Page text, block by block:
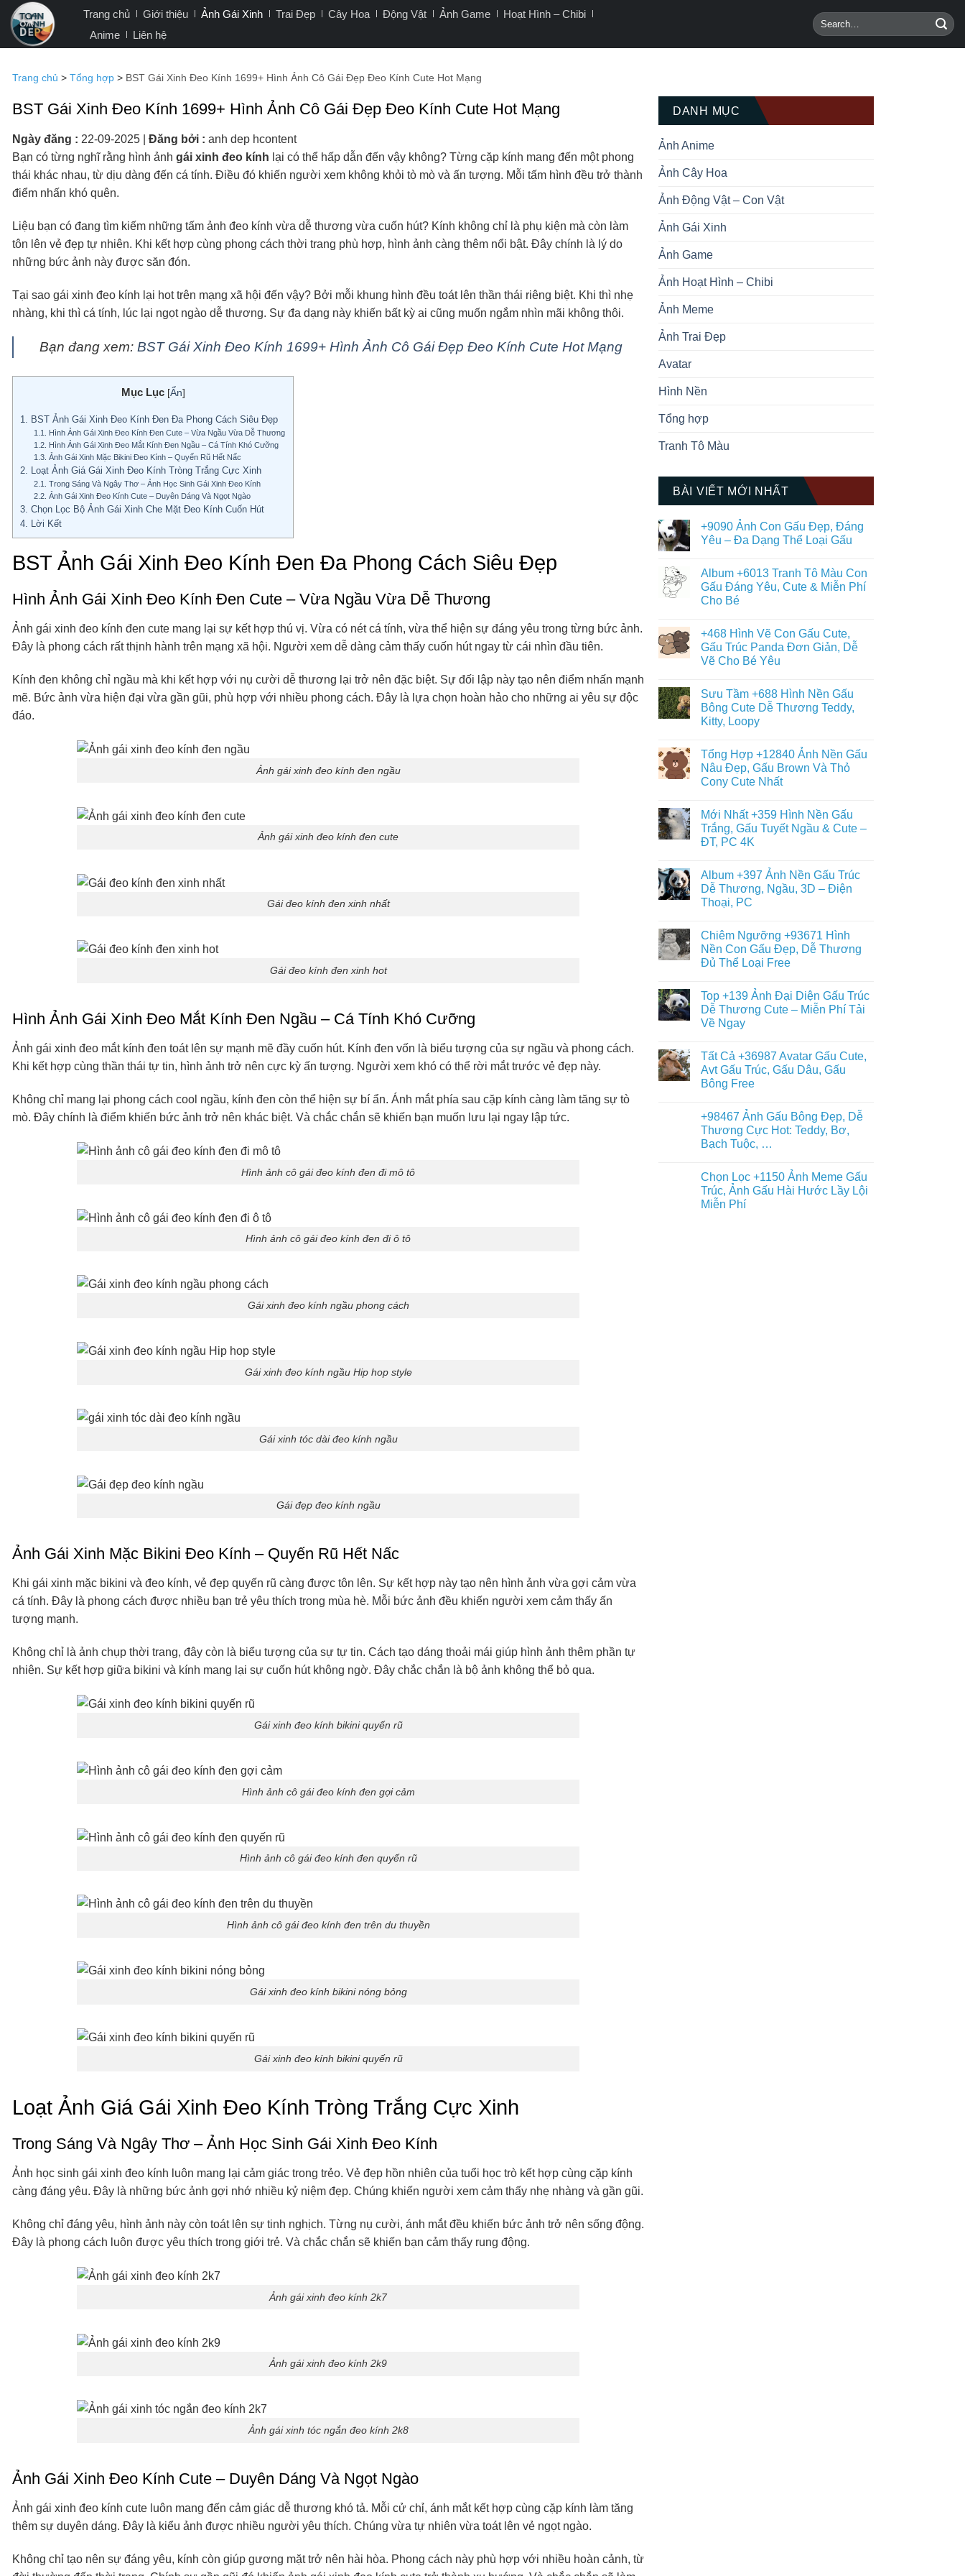
qua
Trang chủ Giới thiệu Ảnh Gái Xinh Trai Đẹp Cây Hoa Động Vật Ảnh Game
Hoạt Hình – Chibi
Anime
Liên hệ
Trang chủ > Tổng hợp > BST Gái Xinh Đeo Kính 1699+ Hình Ảnh Cô Gái Đẹp Đeo Kính Cute Hot Mạng
BST Gái Xinh Đeo Kính 1699+ Hình Ảnh Cô Gái Đẹp Đeo Kính Cute Hot Mạng
Ngày đăng : 22-09-2025 Đăng bởi : anh dep hcontent
Bạn có từng nghĩ rằng hình ảnh gái xinh đeo kính lại có thể hấp dẫn đến vậy không? Từng cặp kính mang đến một phong
thái khác nhau, từ dịu dàng đến cá tính. Điều đó khiến người xem không khỏi tò mò và ấn tượng. Mỗi tấm hình đều trở thành
điểm nhấn khó quên.
Liệu bạn có đang tìm kiếm những tấm ảnh đeo kính vừa dễ thương vừa cuốn hút? Kính không chỉ là phụ kiện mà còn làm
tôn lên vẻ đẹp tự nhiên. Khi kết hợp cùng phong cách thời trang phù hợp, hình ảnh càng thêm nổi bật. Đây chính là lý do
những bức ảnh này được săn đón.
Tại sao gái xinh đeo kính lại hot trên mạng xã hội đến vậy? Bởi mỗi khung hình đều toát lên thần thái riêng biệt. Khi thì nhẹ
nhàng, khi thì cá tính, lúc lại ngọt ngào dễ thương. Sự đa dạng này khiến bất kỳ ai cũng muốn ngắm nhìn mãi không thôi.
Bạn đang xem: BST Gái Xinh Đeo Kính 1699+ Hình Ảnh Cô Gái Đẹp Đeo Kính Cute Hot Mạng
Mục Lục [Ẩn]
1. BST Ảnh Gái Xinh Đeo Kính Đen Đa Phong Cách Siêu Đẹp
1.1.
Hình Ảnh Gái Xinh Đeo Kính Đen Cute – Vừa Ngầu Vừa Dễ Thương
1.2. Hình Ảnh Gái Xinh Đeo Mắt Kính Đen Ngầu – Cá Tính Khó Cưỡng
1.3. Ảnh Gái Xinh Mặc Bikini Đeo Kính – Quyến Rũ Hết Nấc
2. Loạt Ảnh Giá Gái Xinh Đeo Kính Tròng Trắng Cực Xinh
2.1.
Trong Sáng Và Ngây Thơ – Ảnh Học Sinh Gái Xinh Đeo Kính
2.2. Ảnh Gái Xinh Đeo Kính Cute – Duyên Dáng Và Ngọt Ngào
3. Chọn Lọc Bộ Ảnh Gái Xinh Che Mặt Đeo Kính Cuốn Hút
4. Lời Kết
BST Ảnh Gái Xinh Đeo Kính Đen Đa Phong Cách Siêu Đẹp
Hình Ảnh Gái Xinh Đeo Kính Đen Cute – Vừa Ngầu Vừa Dễ Thương
Ảnh gái xinh đeo kính đen cute mang lại sự kết hợp thú vị. Vừa có nét cá tính, vừa thể hiện sự đáng yêu trong từng bức ảnh.
Đây là phong cách rất thịnh hành trên mạng xã hội. Người xem dễ dàng cảm thấy cuốn hút ngay từ cái nhìn đầu tiên.
Kính đen không chỉ ngầu mà khi kết hợp với nụ cười dễ thương lại trở nên đặc biệt. Sự đối lập này tạo nên điểm nhấn mạnh
mẽ. Bức ảnh vừa hiện đại vừa gần gũi, phù hợp với nhiều phong cách. Đây là lựa chọn hoàn hảo cho những ai yêu sự độc
đáo.
Ảnh gái xinh đeo kính đen ngầu
Ảnh gái xinh đeo kính đen cute
Gái đeo kính đen xinh nhất
Gái đeo kính đen xinh hot
Hình Ảnh Gái Xinh Đeo Mắt Kính Đen Ngầu – Cá Tính Khó Cưỡng
Ảnh gái xinh đeo mắt kính đen toát lên sự mạnh mẽ đầy cuốn hút. Kính đen vốn là biểu tượng của sự ngầu và phong cách.
Khi kết hợp cùng thần thái tự tin, hình ảnh trở nên cực kỳ ấn tượng. Người xem khó có thể rời mắt trước vẻ đẹp này.
Không chỉ mang lại phong cách cool ngầu, kính đen còn thể hiện sự bí ẩn. Ánh mắt phía sau cặp kính càng làm tăng sự tò
mò. Đây chính là điểm khiến bức ảnh trở nên khác biệt. Và chắc chắn sẽ khiến bạn muốn lưu lại ngay lập tức.
Hình ảnh cô gái đeo kính đen đi mô tô
Hình ảnh cô gái đeo kính đen đi ô tô
Gái xinh đeo kính ngầu phong cách
Gái xinh đeo kính ngầu Hip hop style
Gái xinh tóc dài đeo kính ngầu
Gái đẹp đeo kính ngầu
Ảnh Gái Xinh Mặc Bikini Đeo Kính – Quyến Rũ Hết Nấc
Khi gái xinh mặc bikini và đeo kính, vẻ đẹp quyến rũ càng được tôn lên. Sự kết hợp này tạo nên hình ảnh vừa gợi cảm vừa
cá tính. Đây là phong cách được nhiều bạn trẻ yêu thích trong mùa hè. Mỗi bức ảnh đều khiến người xem cảm thấy ấn
tượng mạnh.
Không chỉ là ảnh chụp thời trang, đây còn là biểu tượng của sự tự tin. Cách tạo dáng thoải mái giúp hình ảnh thêm phần tự
nhiên. Sự kết hợp giữa bikini và kính mang lại sự cuốn hút không ngờ. Đây chắc chắn là bộ ảnh không thể bỏ qua.
Gái xinh đeo kính bikini quyến rũ
Hình ảnh cô gái đeo kính đen gợi cảm
Hình ảnh cô gái đeo kính đen quyến rũ
Hình ảnh cô gái đeo kính đen trên du thuyền
Gái xinh đeo kính bikini nóng bỏng
Gái xinh đeo kính bikini quyến rũ
Loạt Ảnh Giá Gái Xinh Đeo Kính Tròng Trắng Cực Xinh
Trong Sáng Và Ngây Thơ – Ảnh Học Sinh Gái Xinh Đeo Kính
Ảnh học sinh gái xinh đeo kính luôn mang lại cảm giác trong trẻo. Vẻ đẹp hồn nhiên của tuổi học trò kết hợp cùng cặp kính
càng đáng yêu. Đây là những bức ảnh gợi nhớ nhiều kỷ niệm đẹp. Chúng khiến người xem cảm thấy nhẹ nhàng và gần gũi.
Không chỉ đáng yêu, hình ảnh này còn toát lên sự tinh nghịch. Từng nụ cười, ánh mắt đều khiến bức ảnh trở nên sống động.
Đây là phong cách luôn được yêu thích trong giới trẻ. Và chắc chắn sẽ khiến bạn cảm thấy rung động.
Ảnh gái xinh đeo kính 2k7
Ảnh gái xinh đeo kính 2k9
Ảnh gái xinh tóc ngắn đeo kính 2k8
Ảnh Gái Xinh Đeo Kính Cute – Duyên Dáng Và Ngọt Ngào
Ảnh gái xinh đeo kính cute luôn mang đến cảm giác dễ thương khó tả. Mỗi cử chỉ, ánh mắt kết hợp cùng cặp kính làm tăng
thêm sự duyên dáng. Đây là kiểu ảnh được nhiều người yêu thích. Chúng vừa tự nhiên vừa toát lên vẻ ngọt ngào.
Không chỉ tạo nên sự đáng yêu, kính còn giúp gương mặt trở nên hài hòa. Phong cách này phù hợp với nhiều hoàn cảnh, từ
DANH MỤC
Ảnh Anime
Ảnh Cây Hoa
Ảnh Động Vật – Con Vật
Ảnh Gái Xinh
Ảnh Game
Ảnh Hoạt Hình – Chibi
Ảnh Meme
Ảnh Trai Đẹp
Avatar
Hình Nền
Tổng hợp
Tranh Tô Màu
BÀI VIẾT MỚI NHẤT
+9090 Ảnh Con Gấu Đẹp, Đáng
Yêu – Đa Dạng Thể Loại Gấu
bình
luận
ở
+9090
Gấu
Đẹp,
Đáng
Yêu
–
Thể
Loại
Gấu
Album +6013 Tranh Tô Màu Con
Gấu Đáng Yêu, Cute & Miễn Phí
Cho Bé
bình
luận
ở
Album
Tô
Màu
Con
Gấu
Đáng
Miễn
Phí
Cho
+468 Hình Vẽ Con Gấu Cute,
Gấu Trúc Panda Đơn Giản, Dễ
Vẽ Cho Bé Yêu
bình
luận
ở
+468
Con
Gấu
Cute,
Gấu
Trúc
Giản,
Dễ
Vẽ
Cho
Sưu Tầm +688 Hình Nền Gấu
Bông Cute Dễ Thương Teddy,
Kitty, Loopy
bình
luận
ở
Sưu
Hình
Nền
Gấu
Bông
Cute
Teddy,
Kitty,
Loopy
Tổng Hợp +12840 Ảnh Nền Gấu
Nâu Đẹp, Gấu Brown Và Thỏ
Cony Cute Nhất
bình
luận
ở
Tổng
Ảnh
Nền
Gấu
Nâu
Đẹp,
Và
Thỏ
Cony
Cute
Mới Nhất +359 Hình Nền Gấu
Trắng, Gấu Tuyết Ngầu & Cute –
ĐT, PC 4K
bình
luận
ở
Mới
Hình
Nền
Gấu
Trắng,
Gấu
Cute
–
ĐT,
Album +397 Ảnh Nền Gấu Trúc
Dễ Thương, Ngầu, 3D – Điện
Thoại, PC
bình
luận
ở
Album
Nền
Gấu
Trúc
Dễ
Thương,
Điện
Thoại,
PC
Chiêm Ngưỡng +93671 Hình
Nền Con Gấu Đẹp, Dễ Thương
Đủ Thể Loại Free
bình
luận
ở
Chiêm
Hình
Nền
Con
Gấu
Đẹp,
Đủ
Thể
Loại
Free
Top +139 Ảnh Đại Diện Gấu Trúc
Dễ Thương Cute – Miễn Phí Tải
Về Ngay
bình
luận
ở
Top
Đại
Diện
Gấu
Trúc
Dễ
–
Miễn
Phí
Tải
Tất Cả +36987 Avatar Gấu Cute,
Avt Gấu Trúc, Gấu Dâu, Gấu
Bông Free
bình
luận
ở
Tất
Avatar
Gấu
Cute,
Avt
Gấu
+98467 Ảnh Gấu Bông Đẹp, Dễ
Thương Cực Hot: Teddy, Bơ,
Bạch Tuộc, …
bình
luận
ở
+98467
Chọn Lọc +1150 Ảnh Meme Gấu
Trúc, Ảnh Gấu Hài Hước Lầy Lội
Miễn Phí